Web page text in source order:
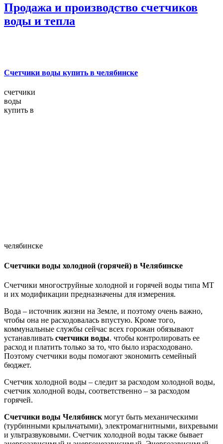
Продажа и производство счетчиков
воды и тепла
Счетчики воды купить в челябинске
счетчики
воды
купить в
челябинске
Счетчики воды холодной (горячей) в Челябинске
Счетчики многоструйные холодной и горячей воды типа МТ
и их модификации предназначены для измерения.
Вода – источник жизни на Земле, и поэтому очень важно,
чтобы она не расходовалась впустую. Кроме того,
коммунальные службы сейчас всех горожан обязывают
устанавливать счетчики воды. чтобы контролировать ее
расход и платить только за то, что было израсходовано.
Поэтому счетчики воды помогают экономить семейный
бюджет.
Счетчик холодной воды – следит за расходом холодной воды,
счетчик холодной воды, соответственно – за расходом
горячей.
Счетчики воды Челябинск могут быть механическими
(турбинными крыльчатыми), электромагнитными, вихревыми
и ультразвуковыми. Счетчик холодной воды также бывает